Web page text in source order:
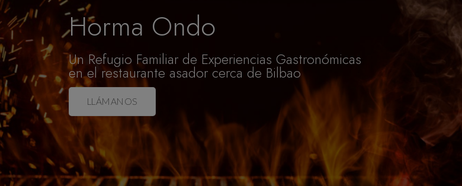
Horma Ondo
Un Refugio Familiar de Experiencias Gastronómicas
en el restaurante asador cerca de Bilbao
LLÁMANOS
ocasionar.
Esto se cerrará en 14 segundos